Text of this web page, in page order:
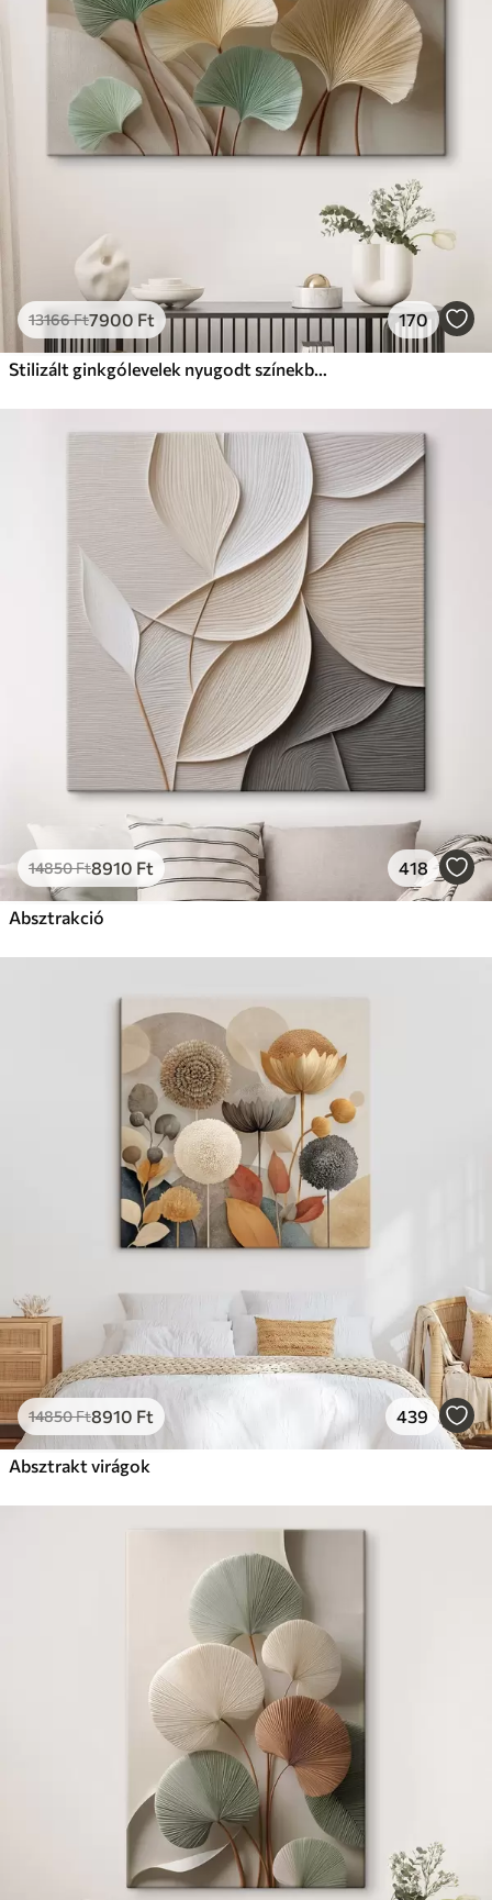
Prémium
Ft
Élénk, gazdag színek
Fakulásálló
✓Biztonságos, szagtalan tinta
Eco-Prémium
Tól24810Ft
✓Élénk, gazdag színek
✓Fakulásálló
Környezetbarát anyag
13166Ft7900 Ft 170
Stilizált ginkgólevelek nyugodt színekben
14850Ft8910 Ft 418
Absztrakció
14850Ft8910 Ft 439
Absztrakt virágok